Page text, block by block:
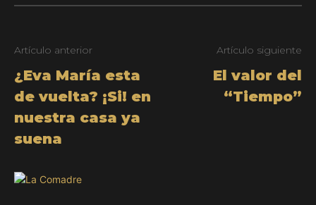
Artículo anterior
¿Eva María esta
de vuelta? ¡Si! en
nuestra casa ya
suena
Artículo siguiente
El valor del
“Tiempo”